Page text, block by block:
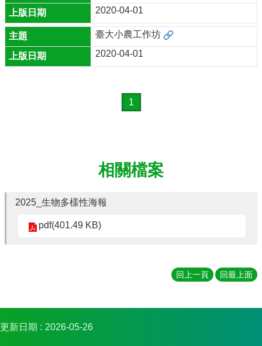
2020-04-01
臺大小農工作坊
2020-04-01
1
相關檔案
2025_生物多樣性海報
pdf(401.49 KB)
回上一頁 回最上面
更新日期 2026-05-26